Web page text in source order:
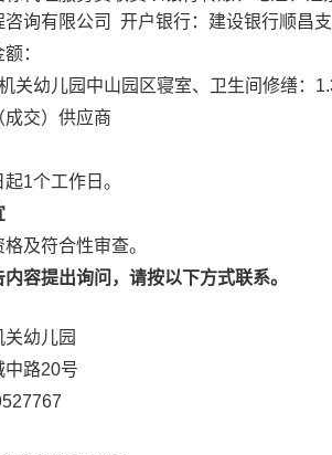
咨询有限公司 开户银行：建设银行顺
：
关幼儿园中山园区寝室、卫生间修缮：
成交）供应商
起1个工作日。
及符合性审查。
容提出询问，请按以下方式联系。
幼儿园
中路20号